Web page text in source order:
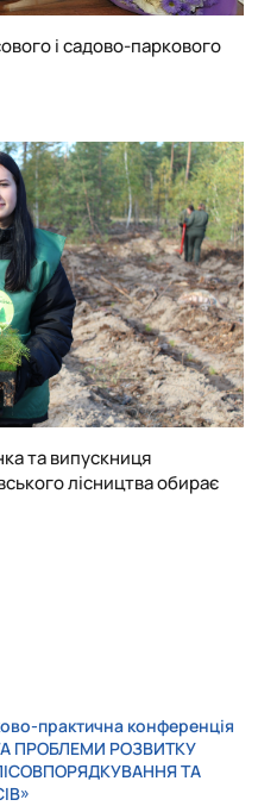
і садово-паркового
та випускниця
лісництва обирає
практична конференція
ПРОБЛЕМИ РОЗВИТКУ
ТА